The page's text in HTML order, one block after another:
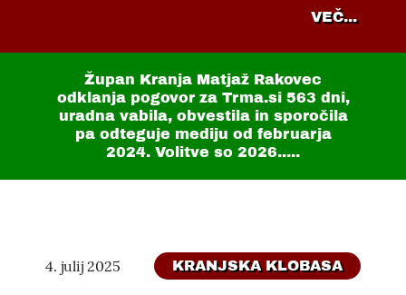
VEČ...
Župan Kranja Matjaž Rakovec
odklanja pogovor za Trma.si 563 dni,
uradna vabila, obvestila in sporočila
pa odteguje mediju od februarja
2024. Volitve so 2026.....
4. julij 2025 KRANJSKA KLOBASA